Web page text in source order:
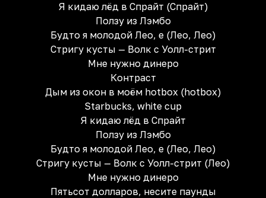
Я кидаю лёд в Спрайт (Спрайт)
Ползу из Лэмбо
Будто я молодой Лео, е (Лео, Лео)
Стригу кусты — Волк с Уолл-стрит
Мне нужно динеро
Контраст
Дым из окон в моём hotbox (hotbox)
Starbucks, white cup
Я кидаю лёд в Спрайт
Ползу из Лэмбо
Будто я молодой Лео, е (Лео, Лео)
Стригу кусты — Волк с Уолл-стрит (Лео)
Мне нужно динеро
Пятьсот долларов, несите паунды